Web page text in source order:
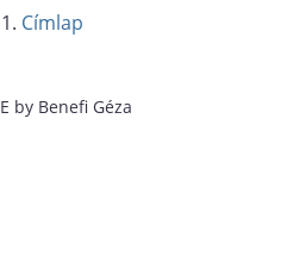
Címlap
by Benefi Géza